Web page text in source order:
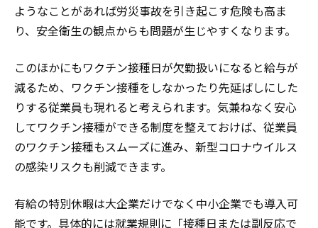
ようなことがあれば労災事故を引き起こす危険も高ま
り、安全衛生の観点からも問題が生じやすくなります。
このほかにもワクチン接種日が欠勤扱いになると給与が
減るため、ワクチン接種をしなかったり先延ばしにした
りする従業員も現れると考えられます。気兼ねなく安心
してワクチン接種ができる制度を整えておけば、従業員
のワクチン接種もスムーズに進み、新型コロナウイルス
の感染リスクも削減できます。
有給の特別休暇は大企業だけでなく中小企業でも導入可
能です。具体的には就業規則に「接種日または副反応で